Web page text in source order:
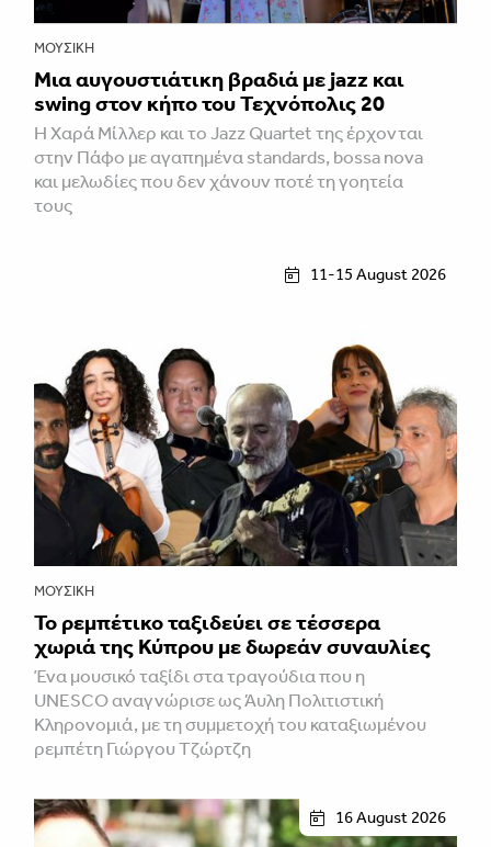
ΜΟΥΣΙΚΉ
Μια αυγουστιάτικη βραδιά με jazz και
swing στον κήπο του Τεχνόπολις 20
Η Χαρά Μίλλερ και το Jazz Quartet της έρχονται
στην Πάφο με αγαπημένα standards, bossa nova
και μελωδίες που δεν χάνουν ποτέ τη γοητεία
τους
11-15 August 2026
ΜΟΥΣΙΚΉ
Το ρεμπέτικο ταξιδεύει σε τέσσερα
χωριά της Κύπρου με δωρεάν συναυλίες
Ένα μουσικό ταξίδι στα τραγούδια που η
UNESCO αναγνώρισε ως Άυλη Πολιτιστική
Κληρονομιά, με τη συμμετοχή του καταξιωμένου
ρεμπέτη Γιώργου Τζώρτζη
16 August 2026